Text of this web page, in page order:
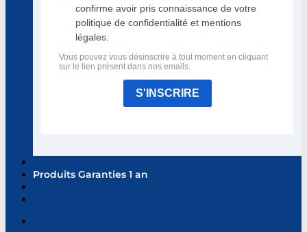
confirme avoir pris connaissance de votre
politique de confidentialité et mentions
légales.
Vous pouvez vous désinscrire à tout moment en cliquant
sur le lien présent dans nos emails.
S'INSCRIRE
Produits Garanties 1 an